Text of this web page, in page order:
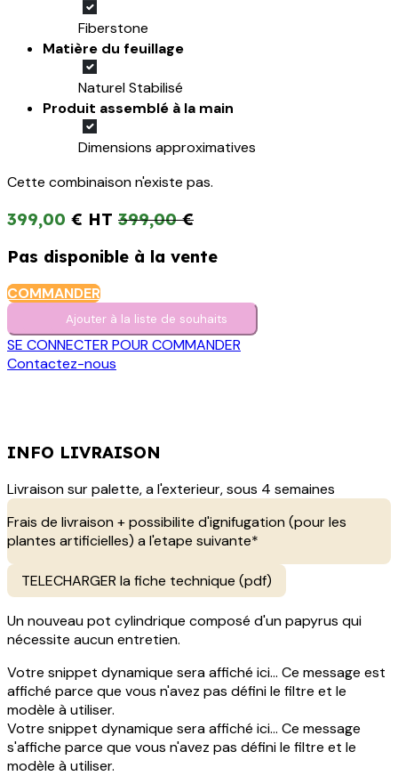
Fiberstone
Matière du feuillage
Naturel Stabilisé
Produit assemblé à la main
Dimensions approximatives
Cette combinaison n'existe pas.
399,00 € 399,00€
Pas disponible à la vente
COMMANDER
Ajouter à la liste de s​o​uh​aits
SE CONNECTER POUR COMMANDER
Contactez-nous
INFO LIVRAISON
Livraison sur palette, a l'exterieur, sous 4 semaines
Frais de livraison + possibilite d'ignifugation (pour les
plantes artificielles) a l'etape suivante*
TELECHARGER la fiche technique (pdf)
Un nouveau pot cylindrique composé d'un papyrus qui
nécessite aucun entretien.
Votre snippet dynamique sera affiché ici... Ce message est
affiché parce que vous n'avez pas défini le filtre et le
modèle à utiliser.
Votre snippet dynamique sera affiché ici... Ce message
s'affiche parce que vous n'avez pas défini le filtre et le
modèle à utiliser.